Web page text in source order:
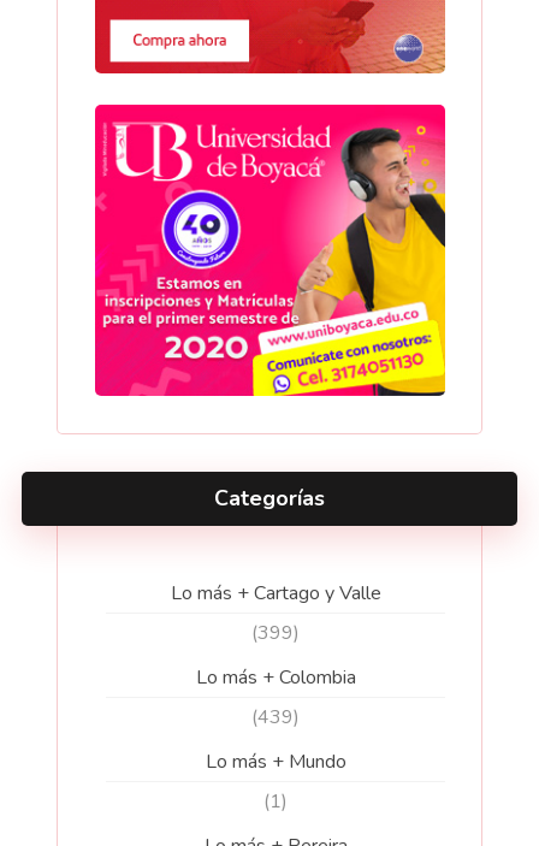
Categorías
Lo más + Cartago y Valle
(399)
Lo más + Colombia
(439)
Lo más + Mundo
(1)